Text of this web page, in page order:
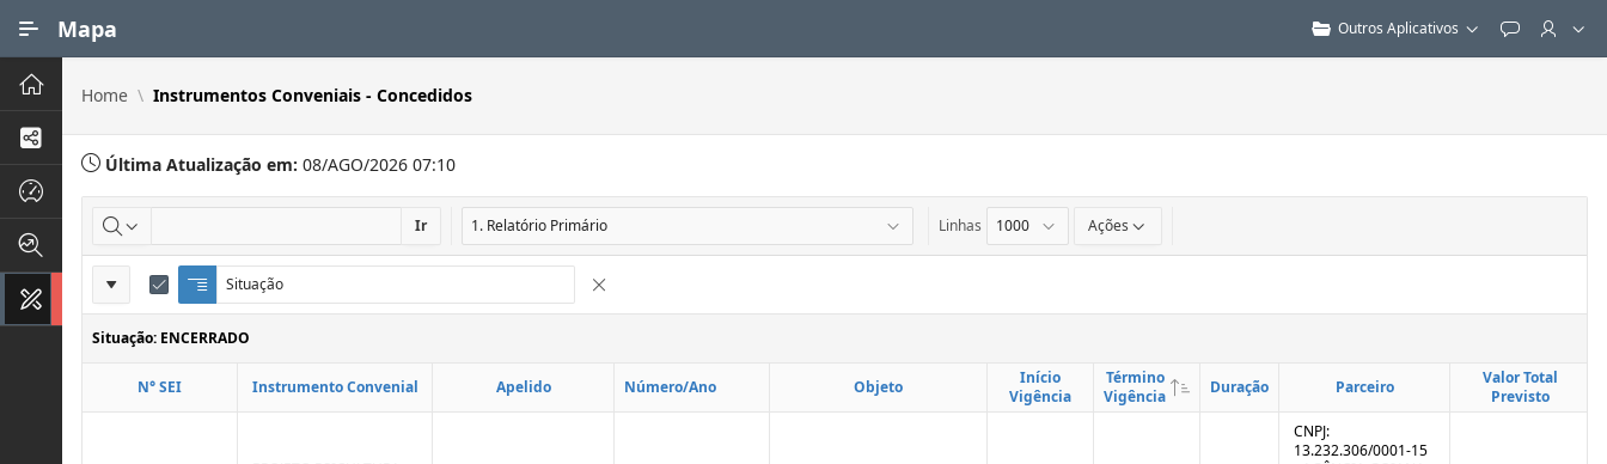
Mapa Outros Aplicativos Feedback
Processos de Negócios
Home Instrumentos Conveniais - Concedidos
Última Atualização em: 08/AGO/2026 07:10
Ir Linhas Ações
Definições
do
Relatório
Situação
Q
u
e
b
E
d
i
t
Remover Interrupção de Controle
Situação: ENCERRADO
N° SEI Instrumento Convenial Apelido Número/Ano Objeto
Início
Vigência
Término
Vigência
Duração Parceiro
Valor Total
Previsto
CNPJ:
13.232.306/0001-15